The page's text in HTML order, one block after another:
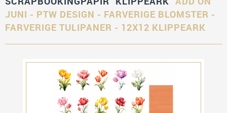
JUNI - PTW DESIGN - FARVERIGE BLOMSTER -
FARVERIGE TULIPANER - 12X12 KLIPPEARK